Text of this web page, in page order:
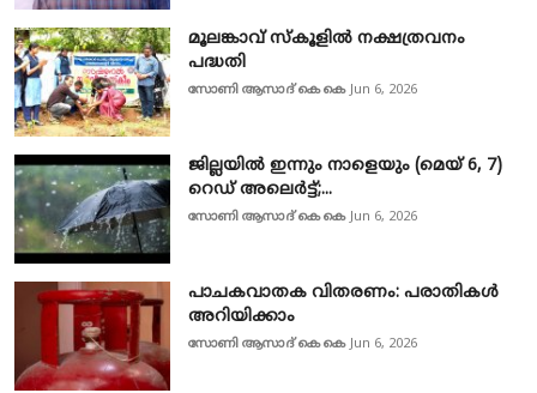
മൂലങ്കാവ് സ്കൂളിൽ നക്ഷത്രവനം
പദ്ധതി
സോണി ആസാദ് കെ കെ Jun 6, 2026
ജില്ലയിൽ ഇന്നും നാളെയും (മെയ് 6, 7)
റെഡ് അലെർട്ട്;...
സോണി ആസാദ് കെ കെ Jun 6, 2026
പാചകവാതക വിതരണം: പരാതികൾ
അറിയിക്കാം
സോണി ആസാദ് കെ കെ Jun 6, 2026